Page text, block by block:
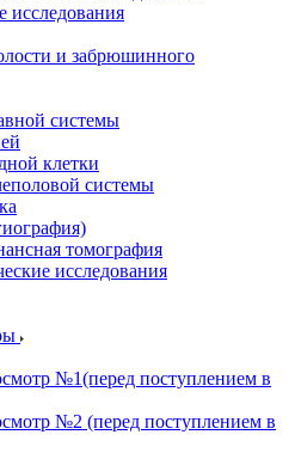
исследования
и забрюшинного
системы
клетки
системы
томография
исследования
№1(перед поступлением в
№2 (перед поступлением в